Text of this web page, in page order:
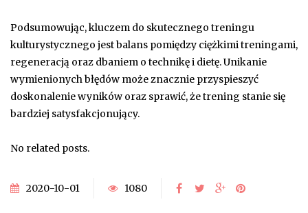
Podsumowując, kluczem do skutecznego treningu
kulturystycznego jest balans pomiędzy ciężkimi treningami,
regeneracją oraz dbaniem o technikę i dietę. Unikanie
wymienionych błędów może znacznie przyspieszyć
doskonalenie wyników oraz sprawić, że trening stanie się
bardziej satysfakcjonujący.
No related posts.
2020-10-01 1080